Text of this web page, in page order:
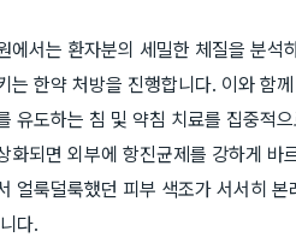
에서는 환자분의 세밀한 체질을 분석
는 한약 처방을 진행합니다. 이와 함
유도하는 침 및 약침 치료를 집중적
화되면 외부에 항진균제를 강하게
얼룩덜룩했던 피부 색조가 서서히
다.